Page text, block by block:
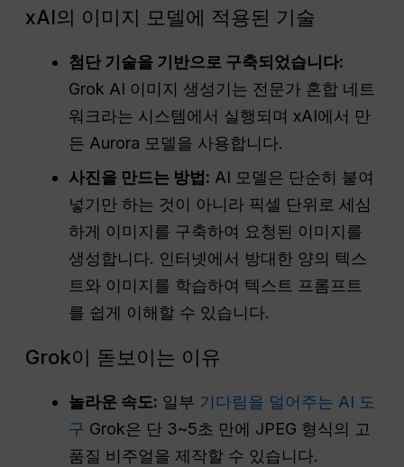
xAI의 이미지 모델에 적용된 기술
첨단 기술을 기반으로 구축되었습니다:
Grok AI 이미지 생성기는 전문가 혼합 네트
워크라는 시스템에서 실행되며 xAI에서 만
든 Aurora 모델을 사용합니다.
사진을 만드는 방법: AI 모델은 단순히 붙여
넣기만 하는 것이 아니라 픽셀 단위로 세심
하게 이미지를 구축하여 요청된 이미지를
생성합니다. 인터넷에서 방대한 양의 텍스
트와 이미지를 학습하여 텍스트 프롬프트
를 쉽게 이해할 수 있습니다.
Grok이 돋보이는 이유
놀라운 속도: 일부 기다림을 덜어주는 AI 도
구 Grok은 단 3~5초 만에 JPEG 형식의 고
품질 비주얼을 제작할 수 있습니다.